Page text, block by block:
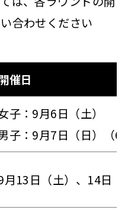
合わせください
催日
子：9月6日（土）
子：9月7日（日）（6
月13日（土）、14日（